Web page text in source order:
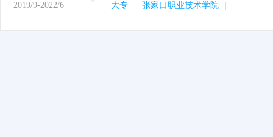
2019/9-2022/6 大专 张家口职业技术学院